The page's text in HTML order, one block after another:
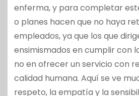
enferma, y para completar
o planes hacen que no haya
empleados, ya que los que
ensimismados en cumplir con
no en ofrecer un servicio con
calidad humana. Aquí se ve
respeto, la empatía y la